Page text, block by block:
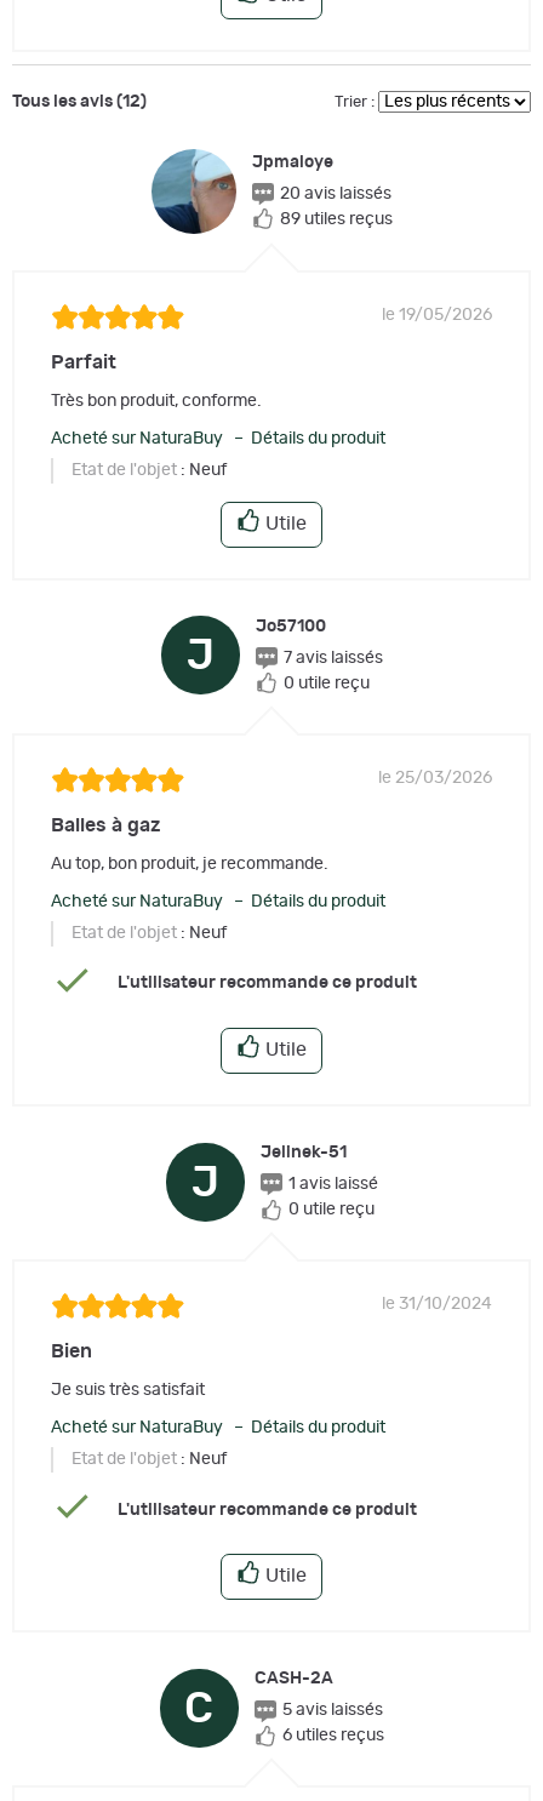
Tous les avis (12) Trier :
Jpmaloye
20 avis laissés
89 utiles reçus
le 19/05/2026
Parfait
Très bon produit, conforme.
Acheté sur NaturaBuy – Détails du produit
Etat de l'objet : Neuf
Utile
J
Jo57100
7 avis laissés
0 utile reçu
le 25/03/2026
Balles à gaz
Au top, bon produit, je recommande.
Acheté sur NaturaBuy – Détails du produit
Etat de l'objet : Neuf
L'utilisateur recommande ce produit
Utile
J
Jelinek-51
1 avis laissé
0 utile reçu
le 31/10/2024
Bien
Je suis très satisfait
Acheté sur NaturaBuy – Détails du produit
Etat de l'objet : Neuf
L'utilisateur recommande ce produit
Utile
C
CASH-2A
5 avis laissés
6 utiles reçus